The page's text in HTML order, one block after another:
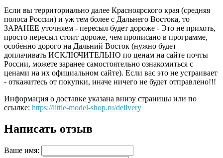
Если вы территориально далее Красноярского края (средняя
полоса России) и уж тем более с Дальнего Востока, то
ЗАРАНЕЕ уточняем - пересыл будет дороже - Это не прихоть,
просто пересыл стоит дороже, чем прописано в программе,
особенно дорого на Дальний Восток (нужно будет
доплачивать ИСКЛЮЧИТЕЛЬНО по ценам на сайте почты
России, можете заранее самостоятельно ознакомиться с
ценами на их официальном сайте). Если вас это не устраивает
- откажитесь от покупки, иначе ничего не будет отправлено!!!
Информация о доставке указана внизу страницы или по
ссылке: https://little-model-shop.ru/delivery
Написать отзыв
Ваше имя: